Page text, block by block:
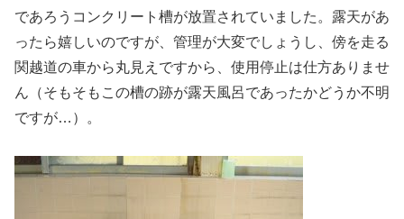
であろうコンクリート槽が放置されていました。露天があ
ったら嬉しいのですが、管理が大変でしょうし、傍を走る
関越道の車から丸見えですから、使用停止は仕方ありませ
ん（そもそもこの槽の跡が露天風呂であったかどうか不明
ですが…）。